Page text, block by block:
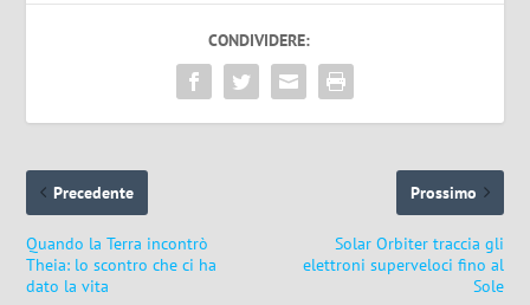
CONDIVIDERE:
Precedente
Quando la Terra incontrò
Theia: lo scontro che ci ha
dato la vita
Prossimo
Solar Orbiter traccia gli
elettroni superveloci fino al
Sole